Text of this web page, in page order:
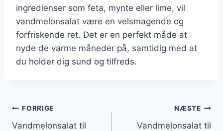
ingredienser som feta, mynte eller lime, vil
vandmelonsalat være en velsmagende og
forfriskende ret. Det er en perfekt måde at
nyde de varme måneder på, samtidig med at
du holder dig sund og tilfreds.
Indlægsnavigation
FORRIGE
Vandmelonsalat til
NÆSTE
Vandmelonsalat til